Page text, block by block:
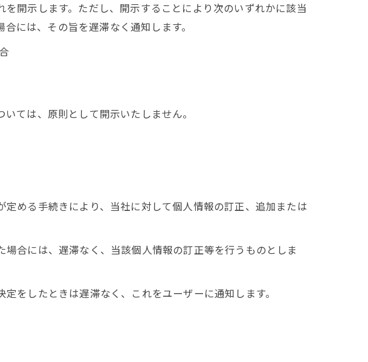
開示します。ただし、開示することにより次のいずれかに該当
には、その旨を遅滞なく通知します。
ては、原則として開示いたしません。
める手続きにより、当社に対して個人情報の訂正、追加または
合には、遅滞なく、当該個人情報の訂正等を行うものとしま
をしたときは遅滞なく、これをユーザーに通知します。